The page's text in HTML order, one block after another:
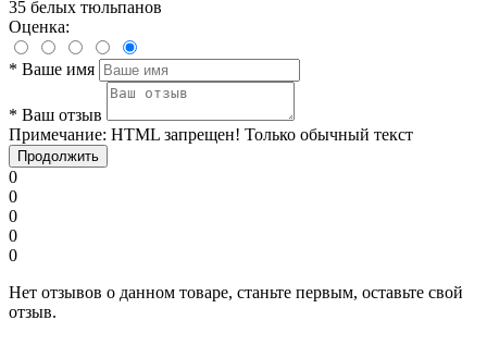
35 белых тюльпанов
Оценка:
* Ваше имя
* Ваш отзыв
Примечание: HTML запрещен! Только обычный текст
Продолжить
0
0
0
0
0
Нет отзывов о данном товаре, станьте первым, оставьте свой
отзыв.